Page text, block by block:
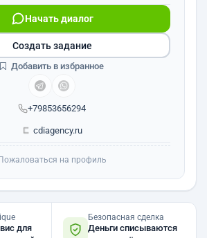
+79853656294
Начать диалог
cdiagency.ru
Создать задание
Добавить в избранное
Пожаловаться на профиль
для
Безопасная сделка
Деньги списываются